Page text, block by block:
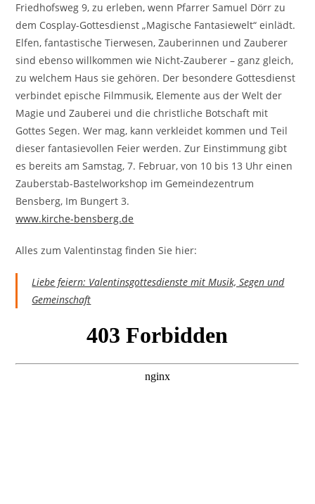
Friedhofsweg 9, zu erleben, wenn Pfarrer Samuel Dörr zu
dem Cosplay-Gottesdienst „Magische Fantasiewelt“ einlädt.
Elfen, fantastische Tierwesen, Zauberinnen und Zauberer
sind ebenso willkommen wie Nicht-Zauberer – ganz gleich,
zu welchem Haus sie gehören. Der besondere Gottesdienst
verbindet epische Filmmusik, Elemente aus der Welt der
Magie und Zauberei und die christliche Botschaft mit
Gottes Segen. Wer mag, kann verkleidet kommen und Teil
dieser fantasievollen Feier werden. Zur Einstimmung gibt
es bereits am Samstag, 7. Februar, von 10 bis 13 Uhr einen
Zauberstab-Bastelworkshop im Gemeindezentrum
Bensberg, Im Bungert 3.
www.kirche-bensberg.de
Alles zum Valentinstag finden Sie hier:
Liebe feiern: Valentinsgottesdienste mit Musik, Segen und
Gemeinschaft